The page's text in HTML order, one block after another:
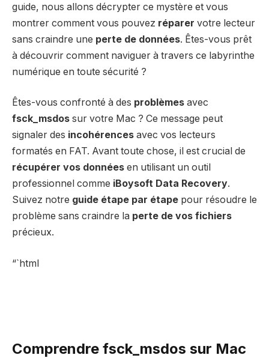
guide, nous allons décrypter ce mystère et vous
montrer comment vous pouvez réparer votre lecteur
sans craindre une perte de données. Êtes-vous prêt
à découvrir comment naviguer à travers ce labyrinthe
numérique en toute sécurité ?
Êtes-vous confronté à des problèmes avec
fsck_msdos sur votre Mac ? Ce message peut
signaler des incohérences avec vos lecteurs
formatés en FAT. Avant toute chose, il est crucial de
récupérer vos données en utilisant un outil
professionnel comme iBoysoft Data Recovery.
Suivez notre guide étape par étape pour résoudre le
problème sans craindre la perte de vos fichiers
précieux.
“`html
Comprendre fsck_msdos sur Mac